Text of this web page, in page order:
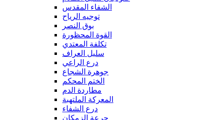
الشفاء المقدس
توجيه الرياح
بوق النصر
القوة المحظورة
تكلفة المعتدي
سليل العراف
درع الراعي
جوهرة الشجاع
الختم المحكم
مطاردة الدم
المعركة الملتهبة
درع الشفاء
جرعة الزمكان